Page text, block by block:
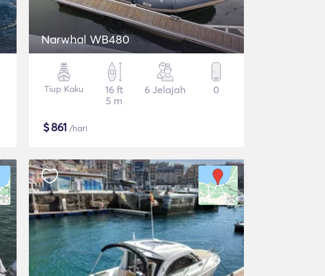
Narwhal WB480
Tiup Kaku
16 ft
5 m
6 Jelajah 0
$861 /hari